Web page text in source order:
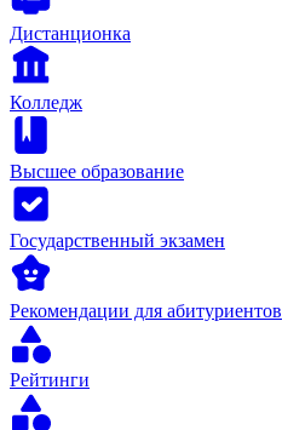
Дистанционка
Колледж
Высшее образование
Государственный экзамен
Рекомендации для абитуриентов
Рейтинги